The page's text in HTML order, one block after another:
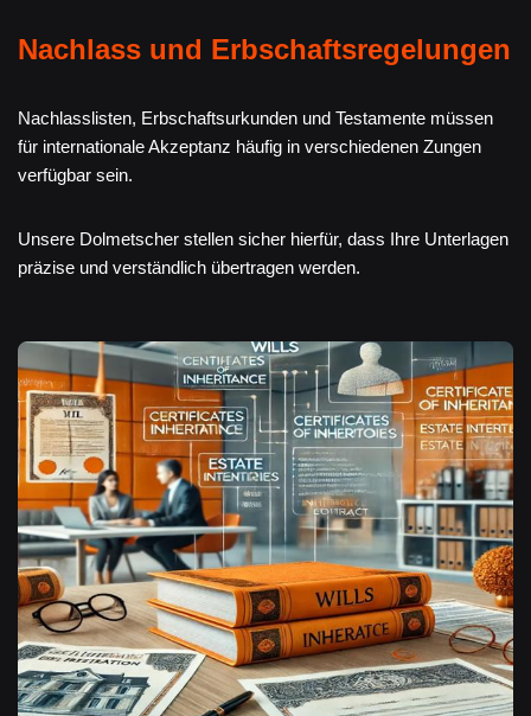
Nachlass und Erbschaftsregelungen
Nachlasslisten, Erbschaftsurkunden und Testamente müssen
für internationale Akzeptanz häufig in verschiedenen Zungen
verfügbar sein.
Unsere Dolmetscher stellen sicher hierfür, dass Ihre Unterlagen
präzise und verständlich übertragen werden.